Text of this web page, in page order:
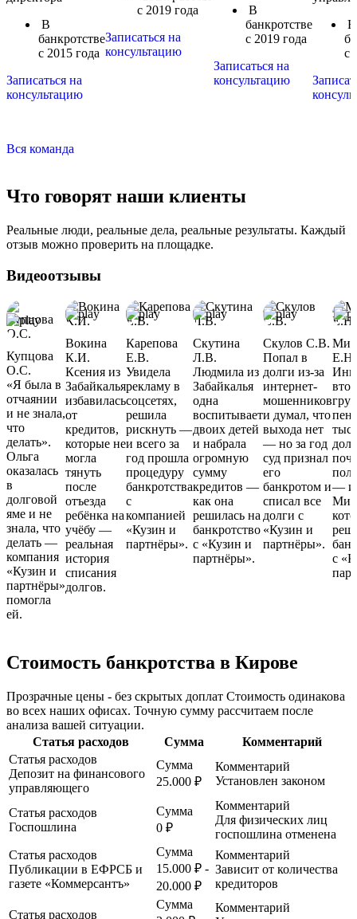
В
банкротстве
с 2015 года
Записаться на
консультацию
с 2019 года
Записаться на
консультацию
В
банкротстве
с 2019 года
Записаться на
консультацию
В
с
Вся команда
Что говорят наши клиенты
Реальные люди, реальные дела, реальные результаты. Каждый
отзыв можно проверить на площадке.
Видеоотзывы
Купцова
О.С.
«Я была в
отчаянии
и не знала,
что
делать».
Ольга
оказалась
в
долговой
яме и не
знала, что
делать —
компания
«Кузин и
партнёры»
помогла
ей.
Вокина
К.И.
Ксения из
Забайкалья
избавилась
от
кредитов,
которые не
могла
тянуть
после
отъезда
ребёнка на
учёбу —
реальная
история
списания
долгов.
Карепова
Е.В.
Увидела
рекламу в
соцсетях,
решила
рискнуть —
и всего за
год прошла
процедуру
банкротства
с
компанией
«Кузин и
партнёры».
Скутина
Л.В.
Людмила из
Забайкалья
одна
воспитывает
двоих детей
и набрала
огромную
сумму
кредитов —
как она
решилась на
банкротство
с «Кузин и
партнёры».
Скулов С.В.
Попал в
долги из-за
интернет-
мошенников
и думал, что
выхода нет
— но за год
суд признал
его
банкротом и
списал все
долги с
«Кузин и
партнёры».
Е.Н.
—
с
Стоимость банкротства в Кирове
Прозрачные цены - без скрытых доплат Стоимость одинакова
во всех наших офисах. Точную сумму рассчитаем после
анализа вашей ситуации.
Статья расходов
Сумма
Комментарий
Статья расходов
Депозит на финансового
управляющего
Сумма
25.000 ₽
Комментарий
Установлен законом
Статья расходов
Госпошлина
Сумма
0 ₽
Комментарий
Для физических лиц
госпошлина отменена
Статья расходов
Публикации в ЕФРСБ и
газете «Коммерсантъ»
Сумма
15.000 ₽ -
20.000 ₽
Комментарий
Зависит от количества
кредиторов
Статья расходов
Сумма
Комментарий